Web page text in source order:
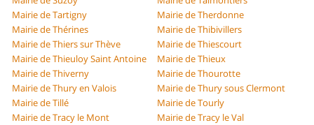
Mairie de Tartigny
Mairie de Therdonne
Mairie de Thérines
Mairie de Thibivillers
Mairie de Thiers sur Thève
Mairie de Thiescourt
Mairie de Thieuloy Saint Antoine
Mairie de Thieux
Mairie de Thiverny
Mairie de Thourotte
Mairie de Thury en Valois
Mairie de Thury sous Clermont
Mairie de Tillé
Mairie de Tourly
Mairie de Tracy le Mont
Mairie de Tracy le Val